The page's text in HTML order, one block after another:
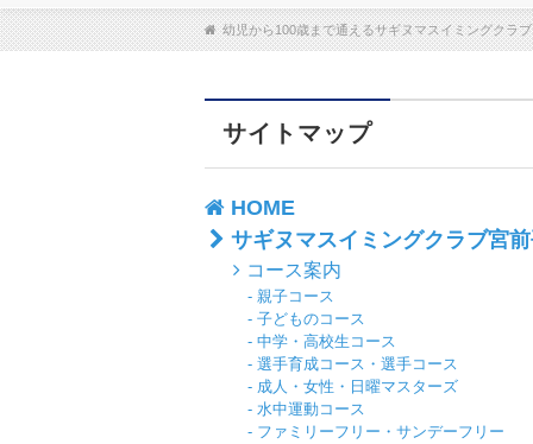
幼児から100歳まで通えるサギヌマスイミングクラ
サイトマップ
HOME
サギヌマスイミングクラブ宮
コース案内
親子コース
子どものコース
中学・高校生コース
選手育成コース・選手コース
成人・女性・日曜マスターズ
水中運動コース
ファミリーフリー・サンデーフリー